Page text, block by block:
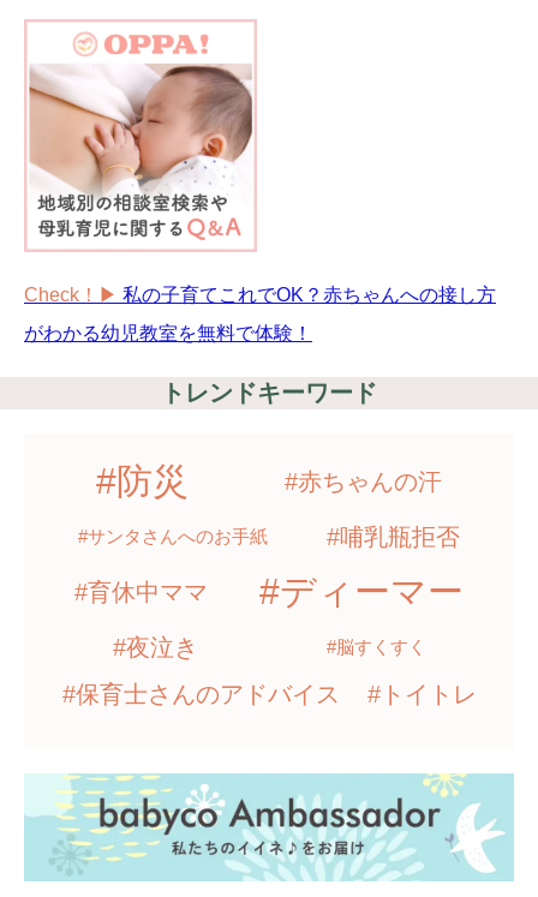
Check！▶︎ 私の子育てこれでOK？赤ちゃんへの接し方
がわかる幼児教室を無料で体験！
トレンドキーワード
#防災 #赤ちゃんの汗
#サンタさんへのお手紙 #哺乳瓶拒否
#育休中ママ #ディーマー
#夜泣き #脳すくすく
#保育士さんのアドバイス #トイトレ